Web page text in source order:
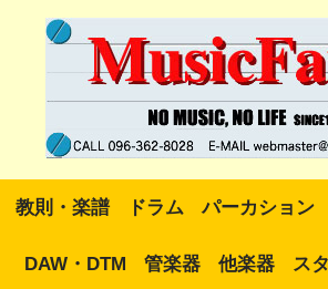
教則・楽譜 ドラム パーカション
DAW・DTM 管楽器 他楽器 ス